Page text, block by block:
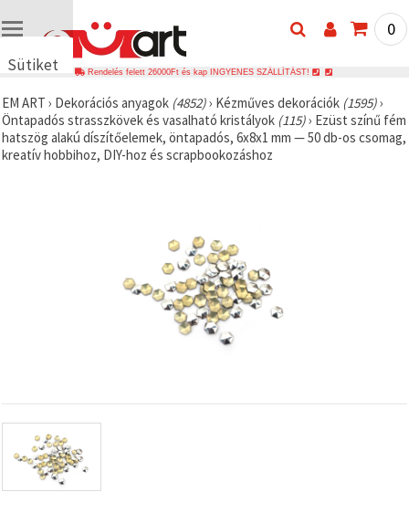
Sütiket
🍪 Cookie-
kat és
hasonló
technológiákat
forgalmat,
relevánsabb
tartalmat
és
hirdetéseket
jelenítsünk
0
Rendelés felett 26000Ft és kap INGYENES SZÁLLÍTÁST!
EM ART › Dekorációs anyagok (4852)› Kézműves dekorációk (1595)›
Öntapadós strasszkövek és vasalható kristályok (115)› Ezüst színű fém
hatszög alakú díszítőelemek, öntapadós, 6x8x1 mm — 50 db-os csomag,
kreatív hobbihoz, DIY-hoz és scrapbookozáshoz